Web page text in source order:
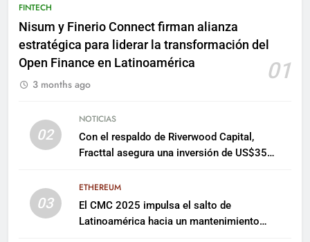
FINTECH
Nisum y Finerio Connect firman alianza
estratégica para liderar la transformación del
Open Finance en Latinoamérica
01
3 months ago
02
NOTICIAS
Con el respaldo de Riverwood Capital,
Fracttal asegura una inversión de US$35
03
ETHEREUM
El CMC 2025 impulsa el salto de
Latinoamérica hacia un mantenimiento